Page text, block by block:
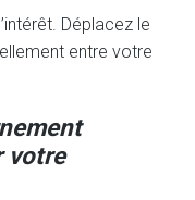
Déplacez le
entre votre
votre